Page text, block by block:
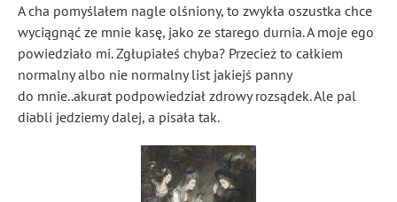
A cha pomyślałem nagle olśniony, to zwykła oszustka chce
wyciągnąć ze mnie kasę, jako ze starego durnia. A moje ego
powiedziało mi. Zgłupiałeś chyba? Przecież to całkiem
normalny albo nie normalny list jakiejś panny
do mnie..akurat podpowiedział zdrowy rozsądek. Ale pal
diabli jedziemy dalej, a pisała tak.